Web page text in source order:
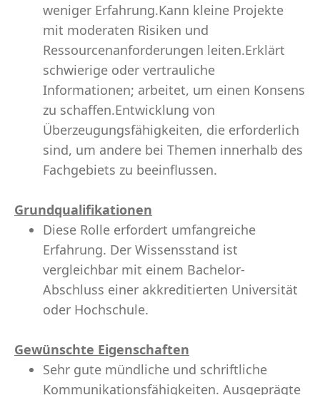
weniger Erfahrung.Kann kleine Projekte
mit moderaten Risiken und
Ressourcenanforderungen leiten.Erklärt
schwierige oder vertrauliche
Informationen; arbeitet, um einen Konsens
zu schaffen.Entwicklung von
Überzeugungsfähigkeiten, die erforderlich
sind, um andere bei Themen innerhalb des
Fachgebiets zu beeinflussen.
Grundqualifikationen
Diese Rolle erfordert umfangreiche
Erfahrung. Der Wissensstand ist
vergleichbar mit einem Bachelor-
Abschluss einer akkreditierten Universität
oder Hochschule.
Gewünschte Eigenschaften
Sehr gute mündliche und schriftliche
Kommunikationsfähigkeiten. Ausgeprägte